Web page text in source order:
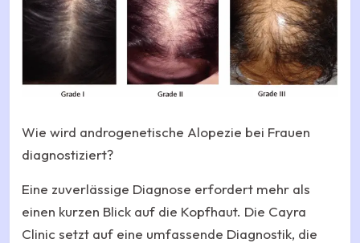
Wie wird androgenetische Alopezie bei Frauen
diagnostiziert?
Eine zuverlässige Diagnose erfordert mehr als
einen kurzen Blick auf die Kopfhaut. Die Cayra
Clinic setzt auf eine umfassende Diagnostik, die